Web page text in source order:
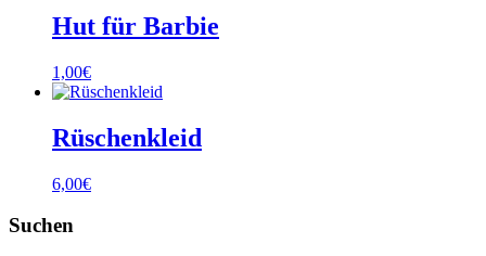
Hut für Barbie
1,00€
Rüschenkleid
6,00€
Suchen